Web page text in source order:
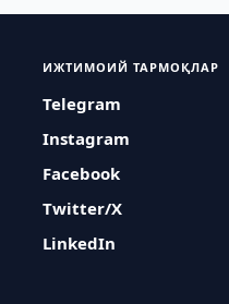
ИЖТИМОИЙ ТАРМОҚЛАР
Telegram
Instagram
Facebook
Twitter/X
LinkedIn